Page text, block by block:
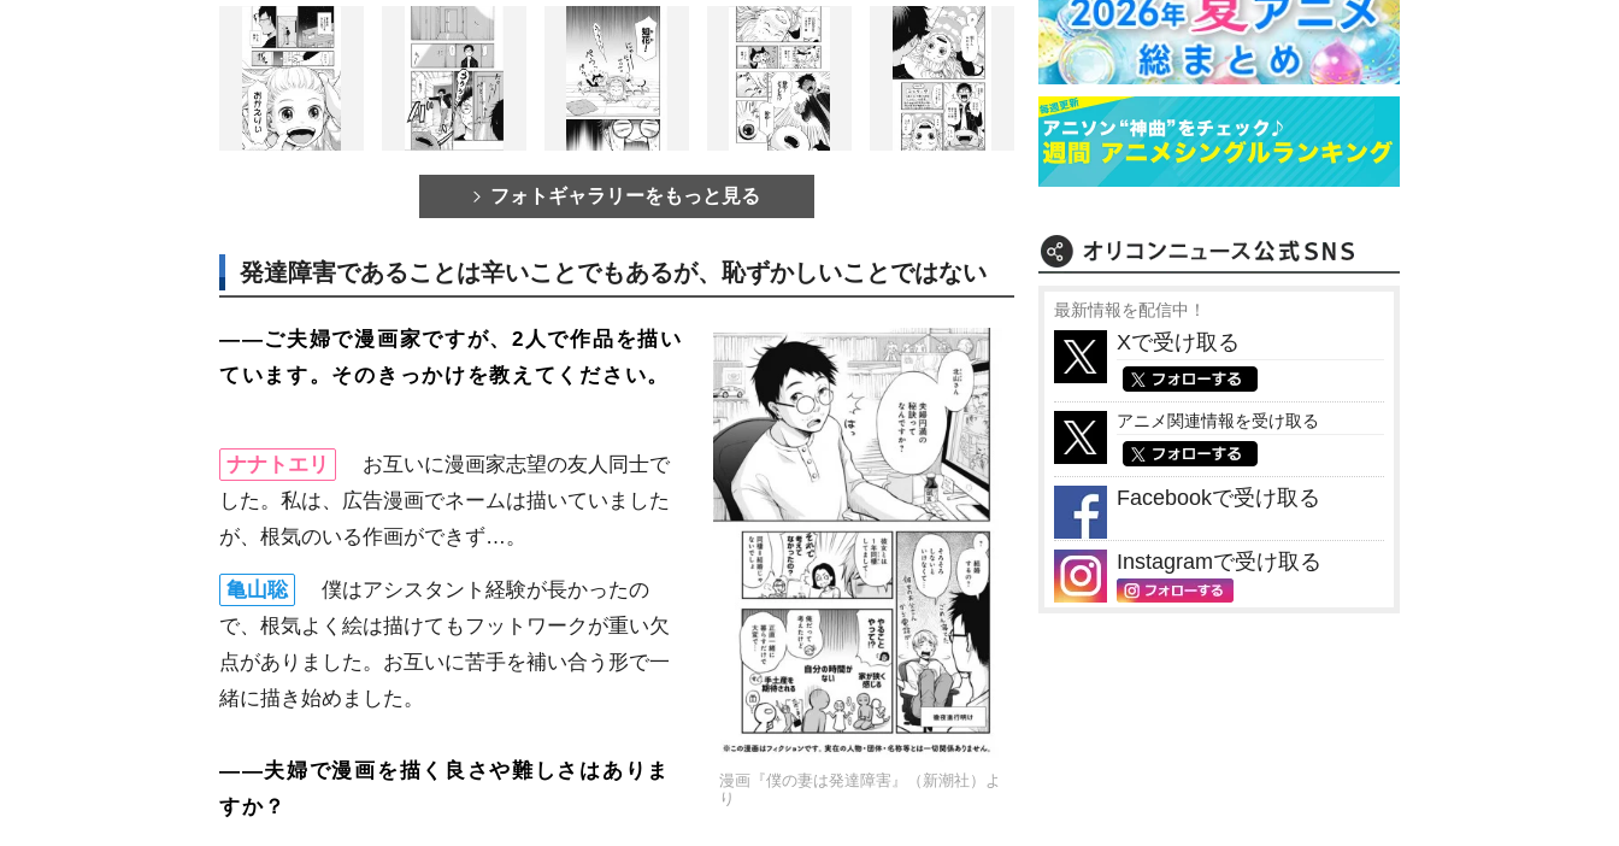
フォトギャラリーをもっと見る
発達障害であることは辛いことでもあるが、恥ずかしいことではない
漫画『僕の妻は発達障害』（新潮社）よ
り
――ご夫婦で漫画家ですが、2人で作品を描い
ています。そのきっかけを教えてください。
ナナトエリ
お互いに漫画家志望の友人同士で
した。私は、広告漫画でネームは描いていました
が、根気のいる作画ができず…。
亀山聡
僕はアシスタント経験が長かったの
で、根気よく絵は描けてもフットワークが重い欠
点がありました。お互いに苦手を補い合う形で一
緒に描き始めました。
――夫婦で漫画を描く良さや難しさはありま
すか？
最新情報を配信中！
Xで受け取る
アニメ関連情報を受け取る
Facebookで受け取る
Instagramで受け取る